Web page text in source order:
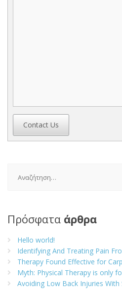
Contact Us
για:
Πρόσφατα άρθρα
Hello world!
Identifying And Treating Pain
Therapy Found Effective for
Myth: Physical Therapy is only
Avoiding Low Back Injuries With